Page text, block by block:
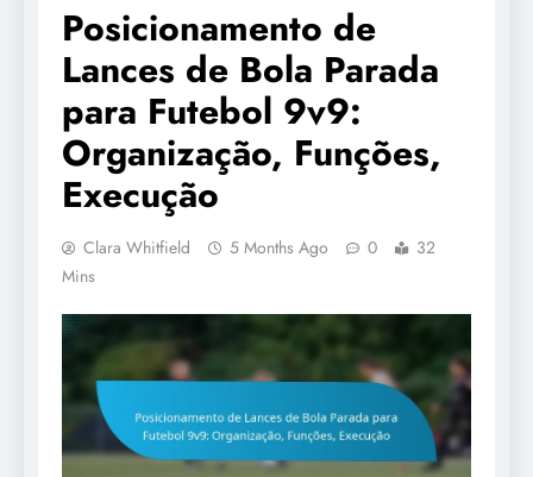
Posicionamento de
Lances de Bola Parada
para Futebol 9v9:
Organização, Funções,
Execução
Clara Whitfield 5 Months Ago 0
32
Mins